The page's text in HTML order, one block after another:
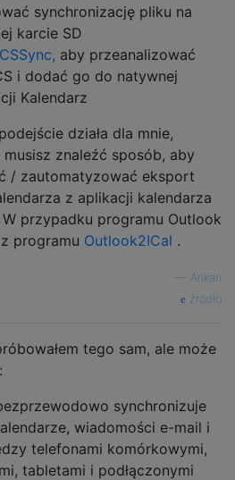
synchronizację pliku na
karcie SD
aby przeanalizować
i dodać go do natywnej
Kalendarz
działa dla mnie,
znaleźć sposób, aby
/ zautomatyzować eksport
z aplikacji kalendarza
W przypadku programu Outlook
programu Outlook2ICal .
Ankan
źródło
tego sam, ale może
synchronizuje
wiadomości e-mail i
telefonami komórkowymi,
tabletami i podłączonymi